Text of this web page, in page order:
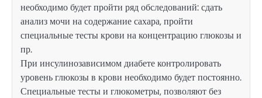
необходимо будет пройти ряд обследований: сдать
анализ мочи на содержание сахара, пройти
специальные тесты крови на концентрацию глюкозы и
пр.
При инсулинозависимом диабете контролировать
уровень глюкозы в крови необходимо будет постоянно.
Специальные тесты и глюкометры, позволяют без